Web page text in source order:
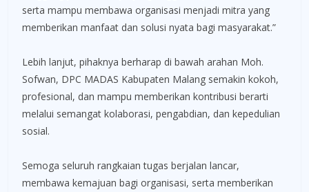
serta mampu membawa organisasi menjadi mitra yang
memberikan manfaat dan solusi nyata bagi masyarakat.”
Lebih lanjut, pihaknya berharap di bawah arahan Moh.
Sofwan, DPC MADAS Kabupaten Malang semakin kokoh,
profesional, dan mampu memberikan kontribusi berarti
melalui semangat kolaborasi, pengabdian, dan kepedulian
sosial.
Semoga seluruh rangkaian tugas berjalan lancar,
membawa kemajuan bagi organisasi, serta memberikan